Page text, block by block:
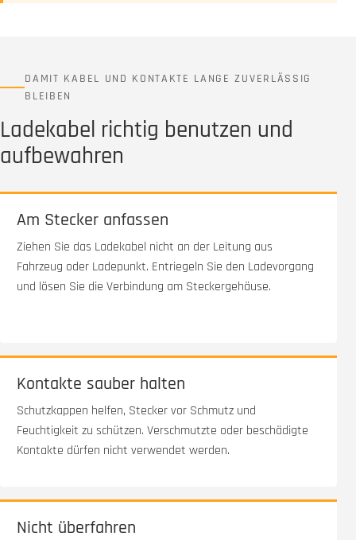
DAMIT KABEL UND KONTAKTE LANGE ZUVERLÄSSIG
BLEIBEN
Ladekabel richtig benutzen und
aufbewahren
Am Stecker anfassen
Ziehen Sie das Ladekabel nicht an der Leitung aus
Fahrzeug oder Ladepunkt. Entriegeln Sie den Ladevorgang
und lösen Sie die Verbindung am Steckergehäuse.
Kontakte sauber halten
Schutzkappen helfen, Stecker vor Schmutz und
Feuchtigkeit zu schützen. Verschmutzte oder beschädigte
Kontakte dürfen nicht verwendet werden.
Nicht überfahren